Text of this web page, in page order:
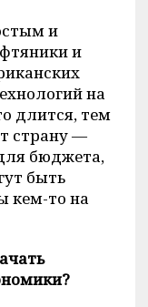
и
и
на
длится, тем
страну —
бюджета,
быть
кем-то на